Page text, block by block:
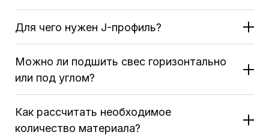
Для чего нужен J-профиль?
Можно ли подшить свес горизонтально
или под углом?
Как рассчитать необходимое
количество материала?